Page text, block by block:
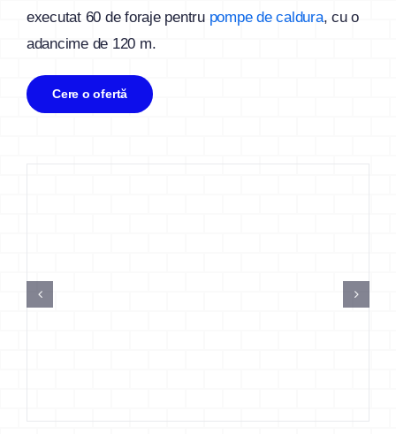
executat 60 de foraje pentru pompe de caldura, cu o
adancime de 120 m.
Cere o ofertă